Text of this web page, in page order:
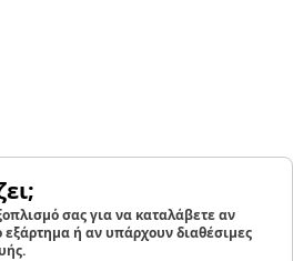
σας για να καταλάβετε αν
εξάρτημα ή αν υπάρχουν διαθέσιμες